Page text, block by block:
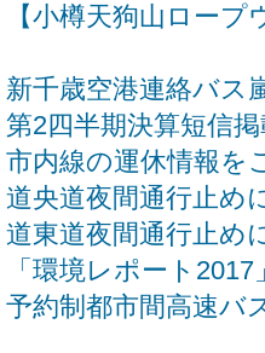
【小樽天狗山ロー
新千歳空港連絡バス
第2四半期決算短信
市内線の運休情報を
道央道夜間通行止め
道東道夜間通行止め
「環境レポート
予約制都市間高速